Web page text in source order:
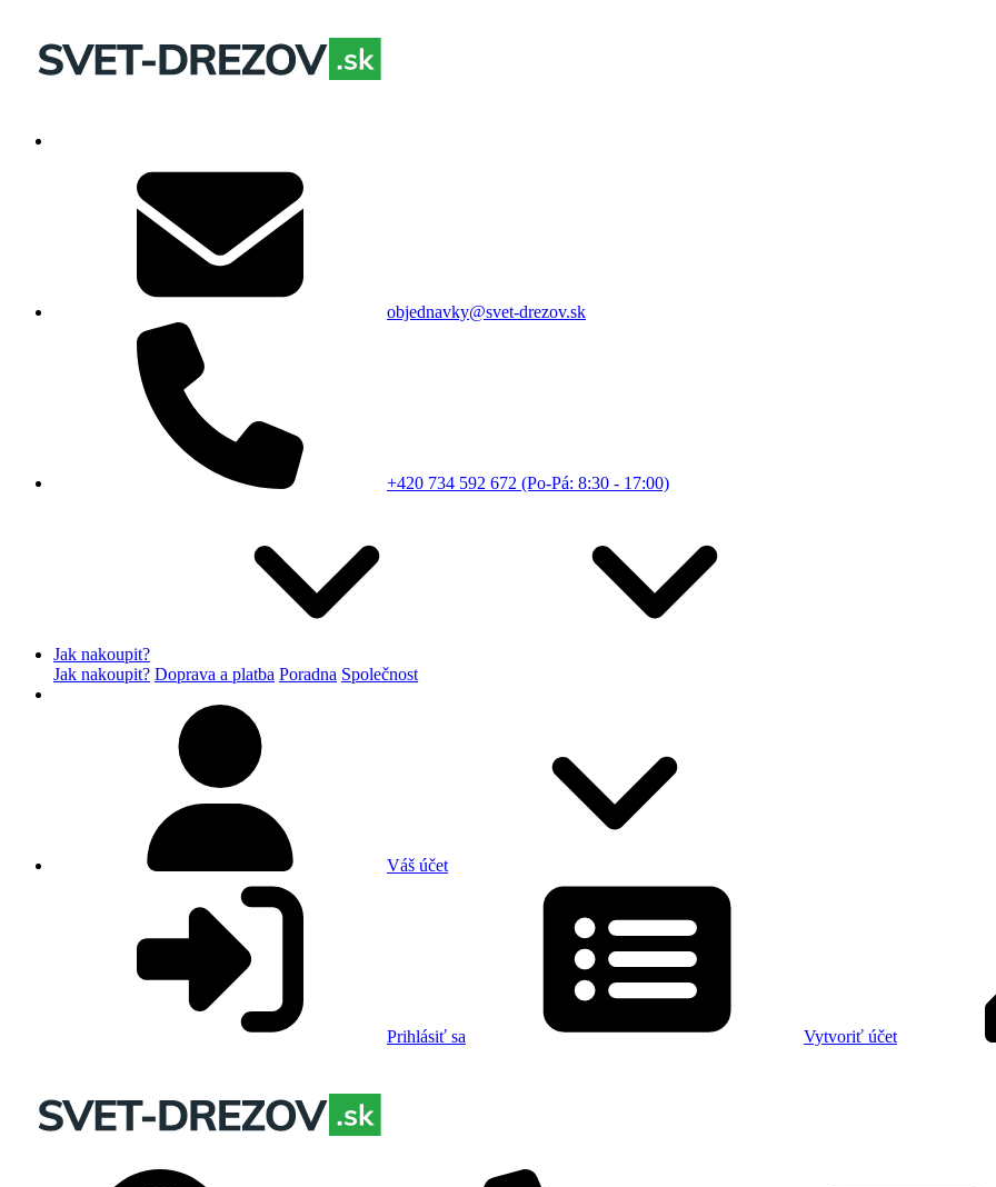
objednavky@svet-drezov.sk
+420 734 592 672 (Po-Pá: 8:30 - 17:00)
Jak nakoupit?
Jak nakoupit? Doprava a platba Poradna Společnost
Váš účet
Prihlásiť sa Vytvoriť účet